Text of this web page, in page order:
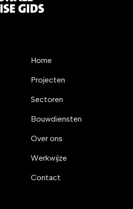
Home
Projecten
Sectoren
Bouwdiensten
Over ons
Werkwijze
Contact